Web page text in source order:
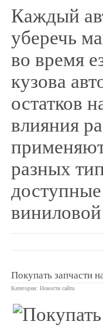
Каждый
уберечь
во время
кузова
остатков
влияния
разных
Покупать запчасти
Категория: Новости сайта